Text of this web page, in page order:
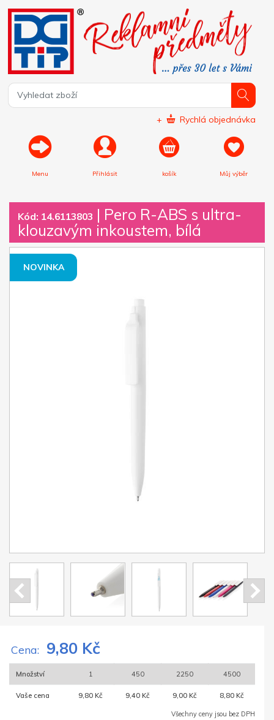
+ Rychlá objednávka
Menu Přihlásit košík Můj výběr
Kód: 14.6113803 | Pero R-ABS s ultra-
klouzavým inkoustem, bílá
NOVINKA
Cena: 9,80 Kč
Množství 1 450 2250 4500
Vaše cena 9,80 Kč 9,40 Kč 9,00 Kč 8,80 Kč
Všechny ceny jsou bez DPH